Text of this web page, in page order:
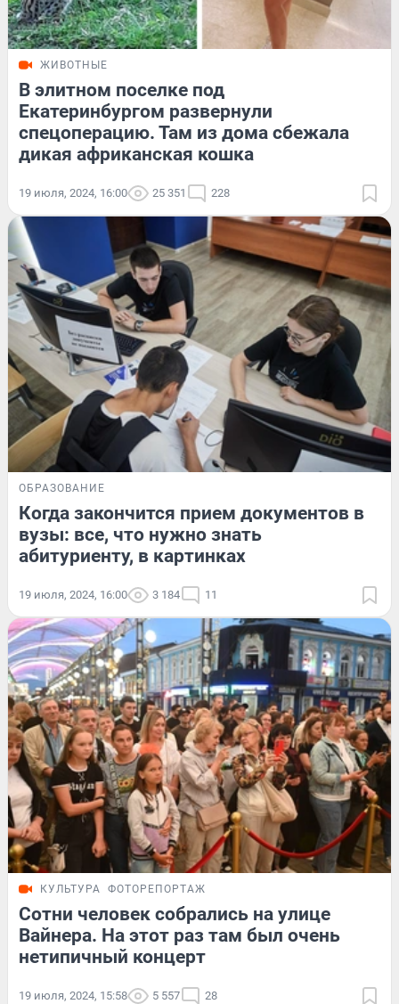
ЖИВОТНЫЕ
В элитном поселке под
Екатеринбургом развернули
спецоперацию. Там из дома сбежала
дикая африканская кошка
19 июля, 2024, 16:00 25 351 228
ОБРАЗОВАНИЕ
Когда закончится прием документов в
вузы: все, что нужно знать
абитуриенту, в картинках
19 июля, 2024, 16:00 3 184 11
КУЛЬТУРА ФОТОРЕПОРТАЖ
Сотни человек собрались на улице
Вайнера. На этот раз там был очень
нетипичный концерт
19 июля, 2024, 15:58 5 557 28